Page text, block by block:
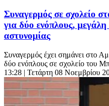
Συναγερμός σε σχολείο
για δύο ενόπλους,
αστυνομίας
Συναγερμός έχει σημάνει στο
δύο ενόπλους σε σχολείο του
13:28 | Τετάρτη 08 Νοεμβρίου